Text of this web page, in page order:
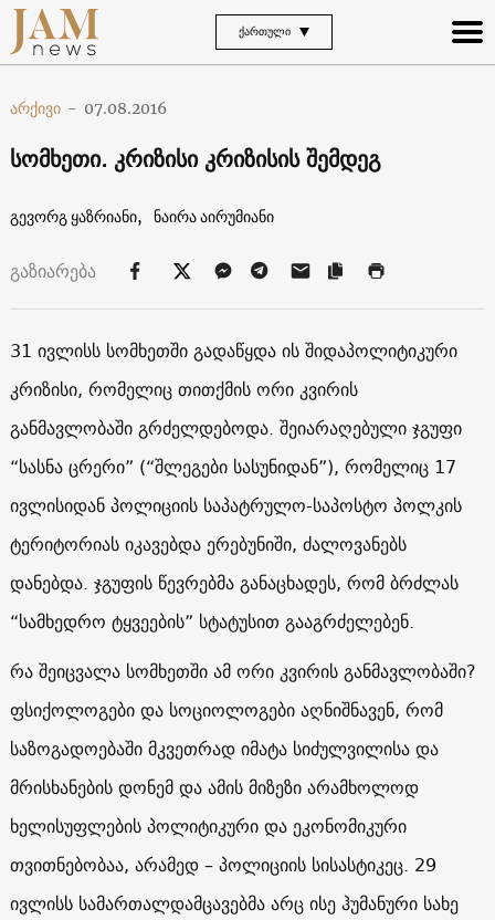
ᲥᲐᲠᲗᲣᲚᲘ
არქივი - 07.08.2016
სომხეთი. კრიზისი კრიზისის შემდეგ
გევორგ ყაზრიანი, ნაირა აირუმიანი
გაზიარება
31 ივლისს სომხეთში გადაწყდა ის შიდაპოლიტიკური
კრიზისი, რომელიც თითქმის ორი კვირის
განმავლობაში გრძელდებოდა. შეიარაღებული ჯგუფი
“სასნა ცრერი” (“შლეგები სასუნიდან”), რომელიც 17
ივლისიდან პოლიციის საპატრულო-საპოსტო პოლკის
ტერიტორიას იკავებდა ერებუნიში, ძალოვანებს
დანებდა. ჯგუფის წევრებმა განაცხადეს, რომ ბრძლას
“სამხედრო ტყვეების” სტატუსით გააგრძელებენ.
რა შეიცვალა სომხეთში ამ ორი კვირის განმავლობაში?
ფსიქოლოგები და სოციოლოგები აღნიშნავენ, რომ
საზოგადოებაში მკვეთრად იმატა სიძულვილისა და
მრისხანების დონემ და ამის მიზეზი არამხოლოდ
ხელისუფლების პოლიტიკური და ეკონომიკური
თვითნებობაა, არამედ – პოლიციის სისასტიკეც. 29
ივლისს სამართალდამცავებმა არც ისე ჰუმანური სახე